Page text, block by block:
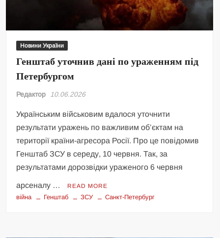
Новини України
Генштаб уточнив дані по ураженням під
Петербургом
Редактор 10.06.2026
Українським військовим вдалося уточнити
результати уражень по важливим об’єктам на
території країни-агресора Росії. Про це повідомив
Генштаб ЗСУ в середу, 10 червня. Так, за
результатами дорозвідки ураженого 6 червня
арсеналу … READ MORE
війна Генштаб ЗСУ Санкт-Петербург